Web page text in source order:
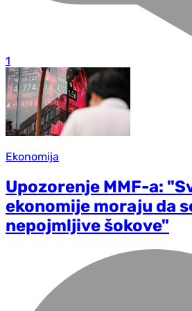
1
Ekonomija
Upozorenje MMF-a:
ekonomije moraju da
nepojmljive šokove"